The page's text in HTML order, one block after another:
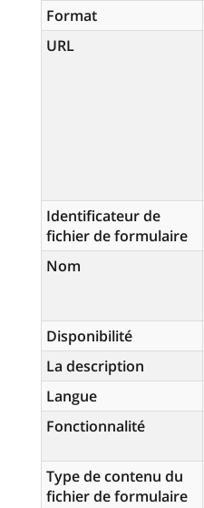
Format
URL
Identificateur de
fichier de formulaire
Nom
Disponibilité
La description
Langue
Fonctionnalité
Type de contenu du
fichier de formulaire